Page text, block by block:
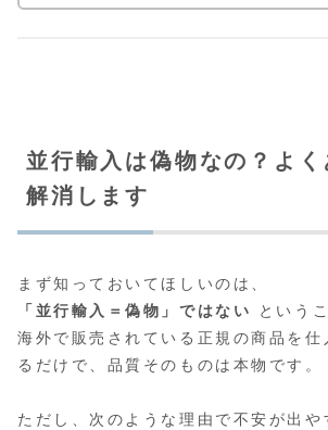
並行輸入は偽物なの？よく
解消します
まず知っておいてほしいのは、
「並行輸入＝偽物」ではない
という
海外で販売されている正規の商品を仕
るだけで、品質そのものは本物です。
ただし、次のような理由で不安が出や